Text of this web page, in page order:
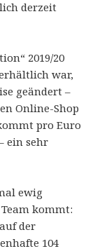
derzeit
2019/20
war,
geändert –
Online-Shop
pro Euro
ein sehr
ewig
kommt:
der
104